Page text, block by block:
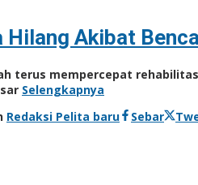
Hilang Akibat
terus mempercepat
Selengkapnya
Redaksi Pelita baru Sebar